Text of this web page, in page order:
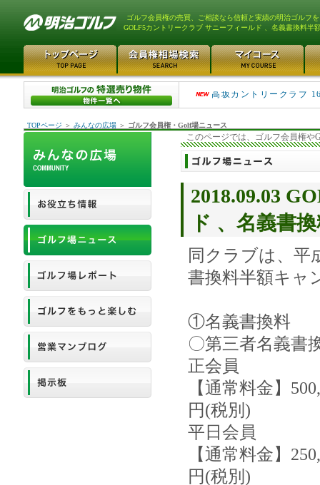
ゴルフ会員権の売買、ご相談なら信頼と実績の明治ゴルフ
GOLF5カントリークラブ サニーフィールド 、名義書換料半
平塚富士見カントリークラ
高坂カントリークラブ
TOPページ ＞ みんなの広場 ＞ ゴルフ会員権・Golf場ニュース
このページでは、ゴルフ会員権や
2018.09.03
ド 、名義書
同クラブは、平
書換料半額キャ
①名義書換料
〇第三者名義書
正会員
【通常料金】
円(税別)
平日会員
【通常料金】
円(税別)